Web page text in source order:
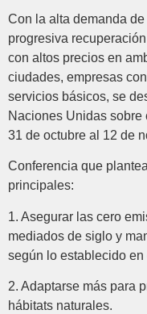
Con la alta demanda
progresiva
con altos precios en
ciudades, empresas
servicios básicos, se
Naciones Unidas sobre
31 de octubre al 12 de
Conferencia que
principales:
1. Asegurar las cero
mediados de siglo y
según lo establecido
2. Adaptarse más para
hábitats naturales.